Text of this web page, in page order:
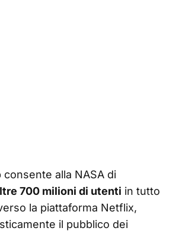
alla NASA di
700 milioni di utenti in tutto
la piattaforma Netflix,
il pubblico dei